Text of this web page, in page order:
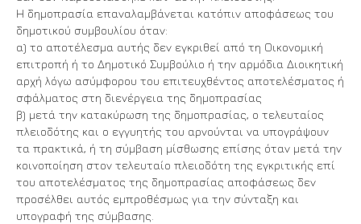
Η δημοπρασία επαναλαμβάνεται κατόπιν αποφάσεως του
δημοτικού συμβουλίου όταν:
α) το αποτέλεσμα αυτής δεν εγκριθεί από τη Οικονομική
επιτροπή ή το Δημοτικό Συμβούλιο ή την αρμόδια Διοικητική
αρχή λόγω ασύμφορου του επιτευχθέντος αποτελέσματος ή
σφάλματος στη διενέργεια της δημοπρασίας
β) μετά την κατακύρωση της δημοπρασίας, ο τελευταίος
πλειοδότης και ο εγγυητής του αρνούνται να υπογράψουν
τα πρακτικά, ή τη σύμβαση μίσθωσης επίσης όταν μετά την
κοινοποίηση στον τελευταίο πλειοδότη της εγκριτικής επί
του αποτελέσματος της δημοπρασίας αποφάσεως δεν
προσέλθει αυτός εμπροθέσμως για την σύνταξη και
υπογραφή της σύμβασης.